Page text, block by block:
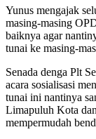
Yunus mengajak
masing-masing
baiknya agar
tunai ke masing-
Senada denga Plt
acara sosialisasi
tunai ini nantinya
Limapuluh Kota
mempermudah